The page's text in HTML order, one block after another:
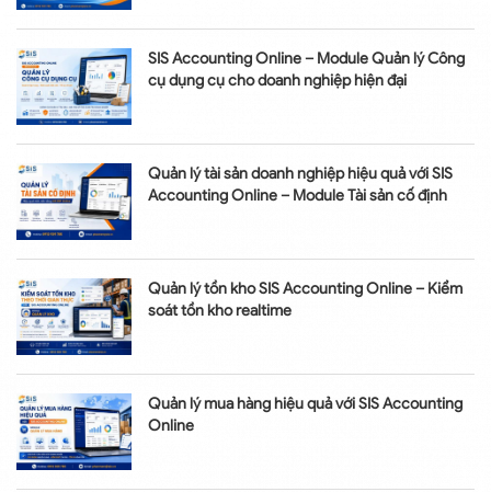
SIS Accounting Online – Module Quản lý Công
cụ dụng cụ cho doanh nghiệp hiện đại
Quản lý tài sản doanh nghiệp hiệu quả với SIS
Accounting Online – Module Tài sản cố định
Quản lý tồn kho SIS Accounting Online – Kiểm
soát tồn kho realtime
Quản lý mua hàng hiệu quả với SIS Accounting
Online